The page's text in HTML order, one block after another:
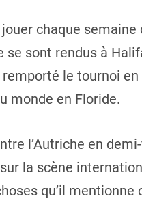
chaque
se sont rendus à
le tournoi
monde en Floride.
l’Autriche en
la scène
qu’il